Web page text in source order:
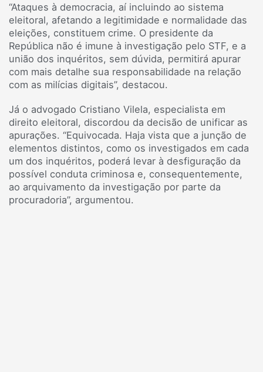
“Ataques à democracia, aí incluindo ao sistema
eleitoral, afetando a legitimidade e normalidade das
eleições, constituem crime. O presidente da
República não é imune à investigação pelo STF, e a
união dos inquéritos, sem dúvida, permitirá apurar
com mais detalhe sua responsabilidade na relação
com as milícias digitais”, destacou.
Já o advogado Cristiano Vilela, especialista em
direito eleitoral, discordou da decisão de unificar as
apurações. “Equivocada. Haja vista que a junção de
elementos distintos, como os investigados em cada
um dos inquéritos, poderá levar à desfiguração da
possível conduta criminosa e, consequentemente,
ao arquivamento da investigação por parte da
procuradoria”, argumentou.